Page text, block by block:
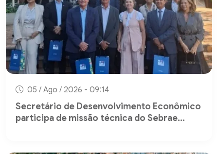
05 / Ago / 2026 - 09:14
Secretário de Desenvolvimento Econômico
participa de missão técnica do Sebrae...